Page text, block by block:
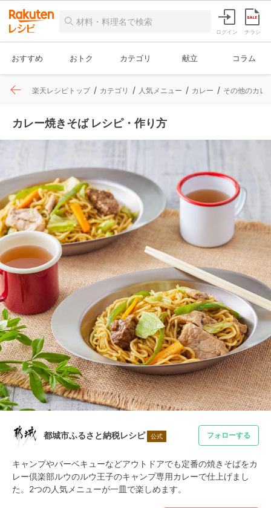
ログイン チラシ
おすすめ おトク カテゴリ 献立 コラム
楽天レシピトップ カテゴリ 人気メニュー カレー その他のカレ
カレー焼きそば レシピ・作り方
都城市ふるさと納税レシピ 公式 フォローする
キャンプやバーベキューなどアウトドアでも定番の焼きそばをカ
レー倶楽部ルウのルウ王子のキャンプ専用カレーで仕上げまし
た。2つの人気メニューが一皿で楽しめます。